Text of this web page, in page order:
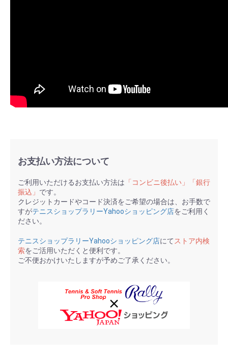
お支払い方法について
ご利用いただけるお支払い方法は 「コンビニ後払い」「銀行
振込」 です。
クレジットカードやコード決済をご希望の場合は、お手数で
すがテニスショップラリーYahooショッピング店をご利用く
ださい。
テニスショップラリーYahooショッピング店にて ストア内検
索をご活用いただくと便利です。
ご不便おかけいたしますが予めご了承ください。